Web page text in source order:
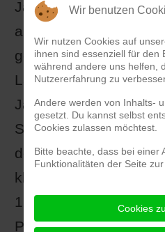
Jahrhundert erlangte
absolute kontrolle
gehörenden
Land unter Mahatma
Jawaharlal Nehru die
Subkontinent wurde
den Staat (Hindu-
kleineren
1971 führte ein Krieg
Pakistans und es
Wir benutzen
Wir nutzen Cookies auf
ihnen sind essenziell für den
während andere uns helfen,
Nutzererfahrung zu
Andere werden von Inhalts-
gesetzt. Du kannst selbst
Cookies zulassen möchtest.
Bitte beachte, dass bei einer
Funktionalitäten der Seite
Cookies